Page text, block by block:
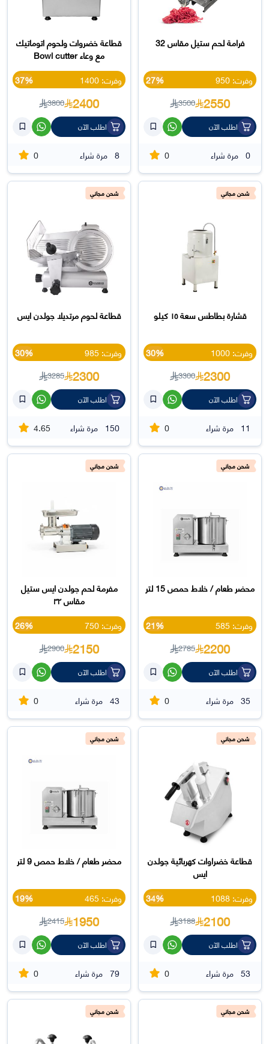
فرامة لحم ستيل مقاس 32
وفرت: 950 27%
2550
3500
اطلب الآن
0 مرة شراء 0
قطاعة خضروات ولحوم اتوماتيك
مع وعاء Bowl cutter
وفرت: 1400
37%
2400
3800
اطلب الآن
8 مرة شراء 0
شحن مجاني
قشارة بطاطس سعة ١٥ كيلو
وفرت: 1000 30%
2300
3300
اطلب الآن
11 مرة شراء 0
شحن مجاني
قطاعة لحوم مرتديلا جولدن ايس
وفرت: 985 30%
2300
3285
اطلب الآن
150 مرة شراء 4.65
شحن مجاني
محضر طعام / خلاط حمص 15 لتر
وفرت: 585 21%
2200
2785
اطلب الآن
35 مرة شراء 0
شحن مجاني
مفرمة لحم جولدن ايس ستيل
مقاس ٣٢
وفرت: 750
26%
2150
2900
اطلب الآن
43 مرة شراء 0
شحن مجاني
قطاعة خضراوات كهربائية جولدن
ايس
وفرت: 1088
34%
2100
3188
اطلب الآن
53 مرة شراء 0
شحن مجاني
محضر طعام / خلاط حمص 9 لتر
وفرت: 465 19%
1950
2415
اطلب الآن
79 مرة شراء 0
شحن مجاني شحن مجاني